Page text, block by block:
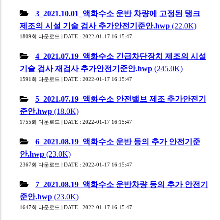
3_2021.10.01_액화수소 운반 차량에 고정된 탱크
제조의 시설 기술 검사 추가안전기준안.hwp (22.0K)
1809회 다운로드 | DATE : 2022-01-17 16:15:47
4_2021.07.19_액화수소 긴급차단장치 제조의 시설
기술 검사 재검사 추가안전기준안.hwp (245.0K)
1591회 다운로드 | DATE : 2022-01-17 16:15:47
5_2021.07.19_액화수소 안전밸브 제조 추가안전기
준안.hwp (18.0K)
1755회 다운로드 | DATE : 2022-01-17 16:15:47
6_2021.08.19_액화수소 운반 등의 추가 안전기준
안.hwp (23.0K)
2367회 다운로드 | DATE : 2022-01-17 16:15:47
7_2021.08.19_액화수소 운반차량 등의 추가 안전기
준안.hwp (23.0K)
1647회 다운로드 | DATE : 2022-01-17 16:15:47